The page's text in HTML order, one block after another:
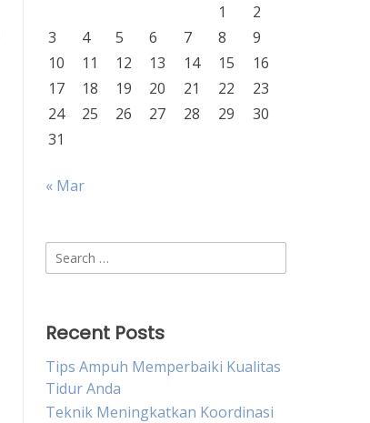
1
2
3
4 5 6 7 8
9
10
11 12 13 14 15
16
17
18 19 20 21 22
23
24
25 26 27 28 29
30
31
« Mar
Search
for:
Recent Posts
Tips Ampuh Memperbaiki Kualitas
Tidur Anda
Teknik Meningkatkan Koordinasi